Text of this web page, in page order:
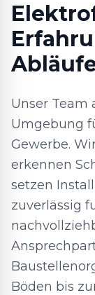
Unser Team
Umgebung
Gewerbe.
erkennen
setzen
zuverlässig
Böden bis